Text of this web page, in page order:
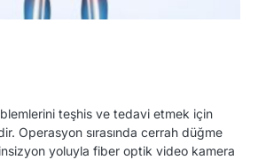
teşhis ve tedavi etmek için
Operasyon sırasında cerrah düğme
yoluyla fiber optik video kamera